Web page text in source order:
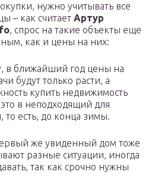
нужно учитывать все
– как считает Артур
, спрос на такие объекты еще
как и цены на них:
в ближайший год цены на
будут только расти, а
купить недвижимость
в неподходящий для
то есть, до конца зимы.
же увиденный дом тоже
разные ситуации, иногда
так как срочно нужны